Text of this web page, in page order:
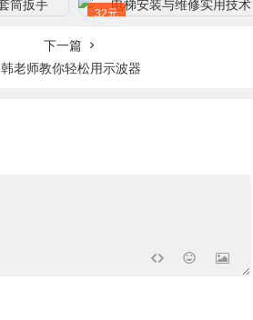
32元
下一篇
韩老师教你轻松用示波器